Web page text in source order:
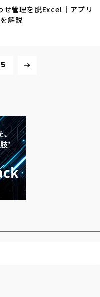
管理を脱Excel｜アプリ
解説
5